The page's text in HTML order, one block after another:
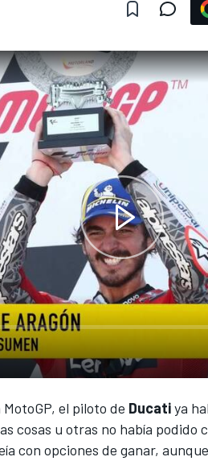
el piloto de Ducatiya
cosas u otras no había podido
con opciones de ganar,